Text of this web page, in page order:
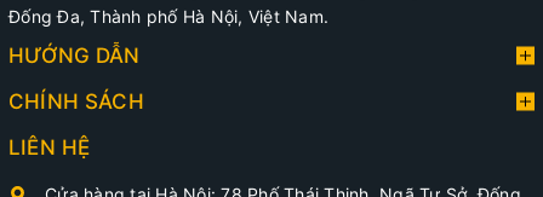
Đống Đa, Thành phố Hà Nội, Việt Nam.
HƯỚNG DẪN
CHÍNH SÁCH
LIÊN HỆ